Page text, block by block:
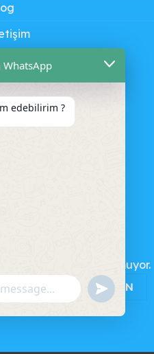
Sepetinizde ürün bulunmuyor.
MAĞAZAYA GERI DÖN
WhatsApp
edebilirim ?
UNDEFINED